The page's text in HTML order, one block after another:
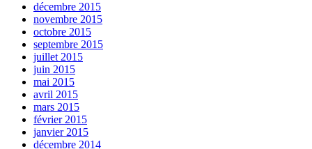
décembre 2015
novembre 2015
octobre 2015
septembre 2015
juillet 2015
juin 2015
mai 2015
avril 2015
mars 2015
février 2015
janvier 2015
décembre 2014